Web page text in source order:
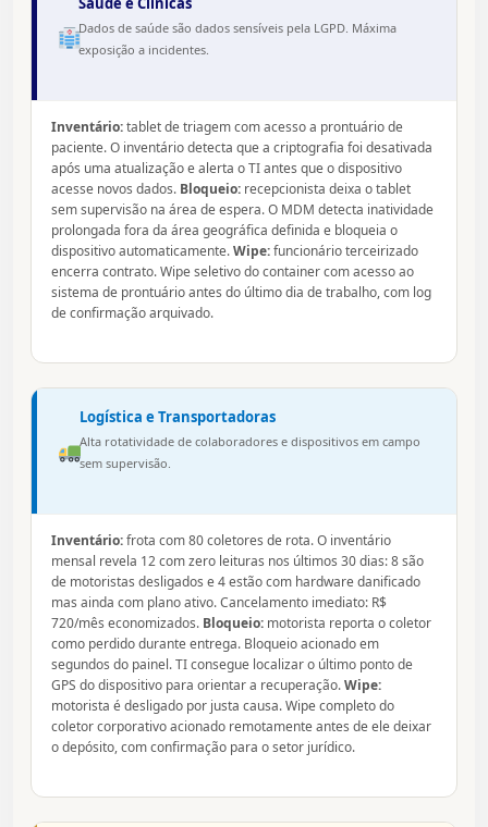
Dados de saúde são dados sensíveis pela LGPD. Máxima
exposição a incidentes.
Inventário:tablet de triagem com acesso a prontuário de
paciente. O inventário detecta que a criptografia foi desativada
após uma atualização e alerta o TI antes que o dispositivo
acesse novos dados. Bloqueio: recepcionista deixa o tablet
sem supervisão na área de espera. O MDM detecta inatividade
prolongada fora da área geográfica definida e bloqueia o
dispositivo automaticamente.Wipe:funcionário terceirizado
encerra contrato. Wipe seletivo do container com acesso ao
sistema de prontuário antes do último dia de trabalho, com log
de confirmação arquivado.
Logística e Transportadoras
Alta rotatividade de colaboradores e dispositivos em campo
sem supervisão.
Inventário:frota com 80 coletores de rota. O inventário
mensal revela 12 com zero leituras nos últimos 30 dias: 8 são
de motoristas desligados e 4 estão com hardware danificado
mas ainda com plano ativo. Cancelamento imediato: R$
720/mês economizados. Bloqueio: motorista reporta o coletor
como perdido durante entrega. Bloqueio acionado em
segundos do painel. TI consegue localizar o último ponto de
GPS do dispositivo para orientar a recuperação.Wipe:
motorista é desligado por justa causa. Wipe completo do
coletor corporativo acionado remotamente antes de ele deixar
o depósito, com confirmação para o setor jurídico.